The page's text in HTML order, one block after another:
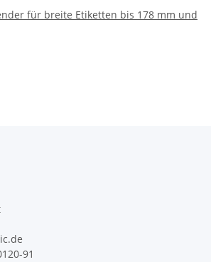
für breite Etiketten bis 178 mm und
91